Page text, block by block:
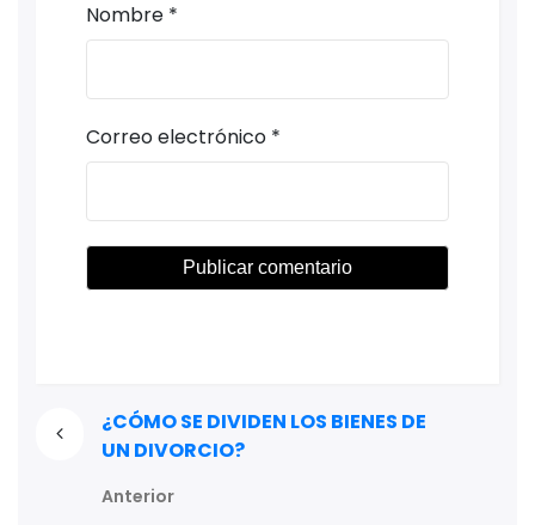
Nombre *
Correo electrónico *
¿CÓMO SE DIVIDEN LOS BIENES DE
UN DIVORCIO?
Anterior